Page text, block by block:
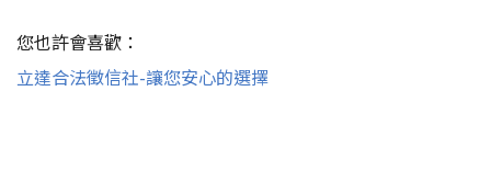
您也許會喜歡：
立達合法徵信社-讓您安心的選擇